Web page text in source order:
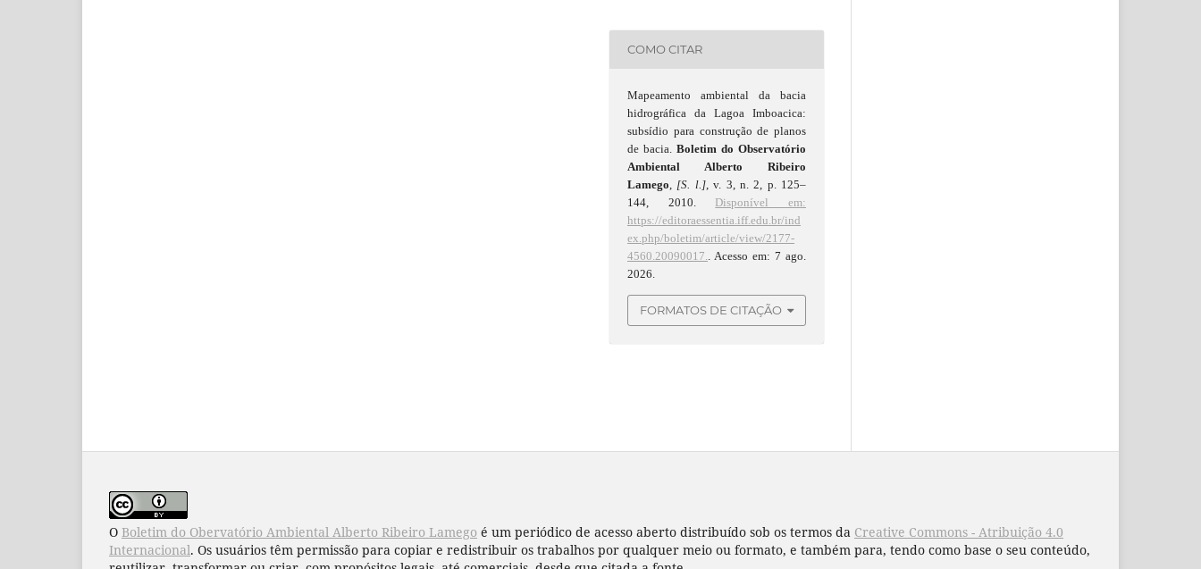
COMO CITAR
Mapeamento ambiental da bacia
hidrográfica da Lagoa Imboacica:
subsídio para construção de planos
de bacia. Boletim do Observatório
Ambiental Alberto Ribeiro
Lamego
[S. l.], v. 3, n. 2, p. 125–
144, 2010. Disponível em:
https://editoraessentia.iff.edu.br/ind
ex.php/boletim/article/view/2177-
4560.20090017.
. Acesso em: 7 ago.
2026.
FORMATOS DE CITAÇÃO
O Boletim do Obervatório Ambiental Alberto Ribeiro Lamego é um periódico de acesso aberto distribuído sob os termos da Creative Commons - Atribuição 4.0
Internacional. Os usuários têm permissão para copiar e redistribuir os trabalhos por qualquer meio ou formato, e também para, tendo como base o seu conteúdo,